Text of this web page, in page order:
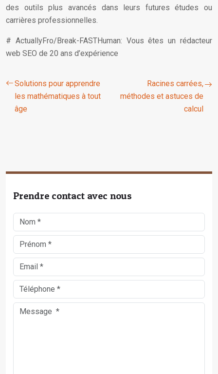
des outils plus avancés dans leurs futures études ou
carrières professionnelles.
# ActuallyFro/Break-FASTHuman: Vous êtes un rédacteur
web SEO de 20 ans d’expérience
Solutions pour apprendre
les mathématiques à tout
âge
Racines carrées,
méthodes et astuces de
calcul
Prendre contact avec nous